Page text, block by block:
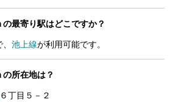
最寄り駅はどこですか？
池上線が利用可能です。
所在地は？
６丁目５－２